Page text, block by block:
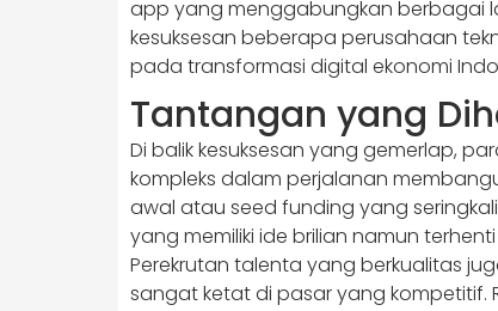
app yang menggabungkan berbagai
kesuksesan beberapa perusahaan
pada transformasi digital ekonomi
Tantangan yang
Di balik kesuksesan yang gemerlap,
kompleks dalam perjalanan
awal atau seed funding yang
yang memiliki ide brilian namun
Perekrutan talenta yang berkualitas
sangat ketat di pasar yang kompetitif.